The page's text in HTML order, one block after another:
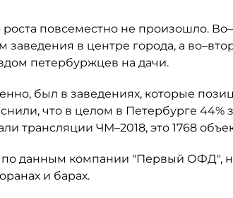
роста повсеместно не произошло.
в центре города, а
петербуржцев на дачи.
был в заведениях, которые
что в целом в Петербурге 44%
трансляции ЧМ–2018, это 1768
по данным компании "Первый ОФД",
и барах.